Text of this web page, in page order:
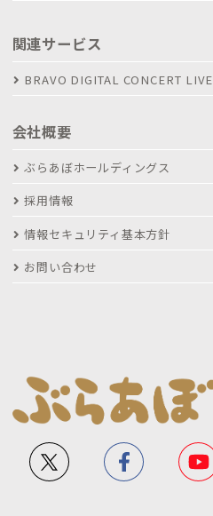
関連サービス
BRAVO DIGITAL CONCERT LIVE
会社概要
ぶらあぼホールディングス
採用情報
情報セキュリティ基本方針
お問い合わせ